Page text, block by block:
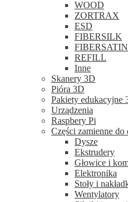
WOOD
ZORTRAX
ESD
FIBERSILK
FIBERSATIN
REFILL
Inne
Skanery 3D
Pióra 3D
Pakiety edukacyjne
Urządzenia
Raspbery Pi
Części zamienne
Dysze
Ekstrudery
Głowice i
Elektronika
Stoły i
Wentylatory